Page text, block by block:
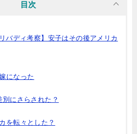
目次
バディ考察】安子はその後アメリカ
になった
別にさらされた？
を転々とした？